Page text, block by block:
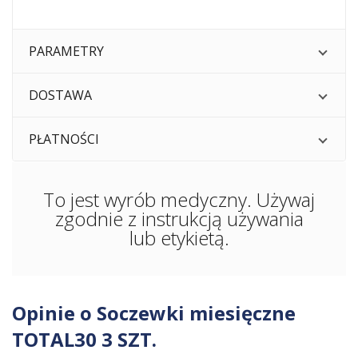
PARAMETRY
DOSTAWA
PŁATNOŚCI
To jest wyrób medyczny. Używaj
zgodnie z instrukcją używania
lub etykietą.
Opinie o Soczewki miesięczne
TOTAL30 3 SZT.